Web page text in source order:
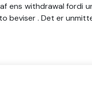
ens withdrawal fordi
beviser . Det er